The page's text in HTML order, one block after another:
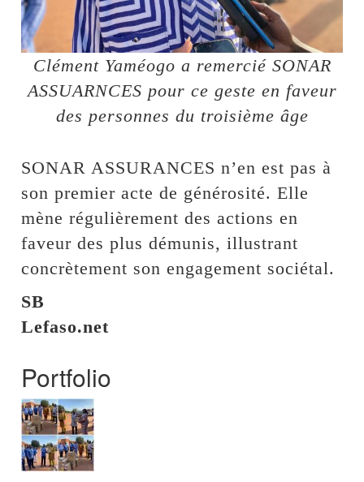
Clément Yaméogo a remercié SONAR
ASSUARNCES pour ce geste en faveur
des personnes du troisième âge
SONAR ASSURANCES n’en est pas à
son premier acte de générosité. Elle
mène régulièrement des actions en
faveur des plus démunis, illustrant
concrètement son engagement sociétal.
SB
Lefaso.net
Portfolio